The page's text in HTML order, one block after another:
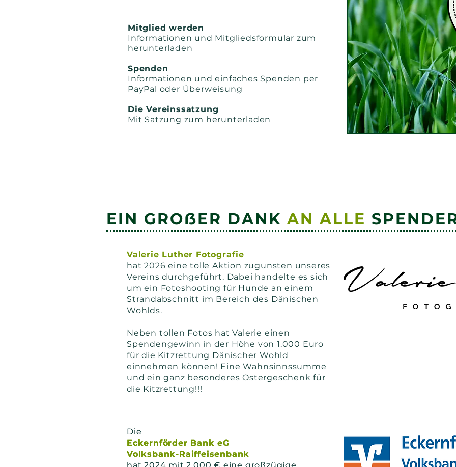
Mitglied werden
Informationen und Mitgliedsformular zum
herunterladen
Spenden
Informationen und einfaches Spenden per
PayPal oder Überweisung
Die Vereinssatzung
Mit Satzung zum herunterladen
EIN GROẞER DANK AN ALLE
Valerie Luther Fotografie
hat 2026 eine tolle Aktion zugunsten unseres
Vereins durchgeführt. Dabei handelte es sich
um ein Fotoshooting für Hunde an einem
Strandabschnitt im Bereich des Dänischen
Wohlds.
Neben tollen Fotos hat Valerie einen
Spendengewinn in der Höhe von 1.000 Euro
für die Kitzrettung Dänischer Wohld
einnehmen können! Eine Wahnsinnssumme
und ein ganz besonderes Ostergeschenk für
die Kitzrettung!!!
Die
Eckernförder Bank eG
Volksbank-Raiffeisenbank
Die
Eckernförder Bank eG
Volksbank-Raiffeisenbank